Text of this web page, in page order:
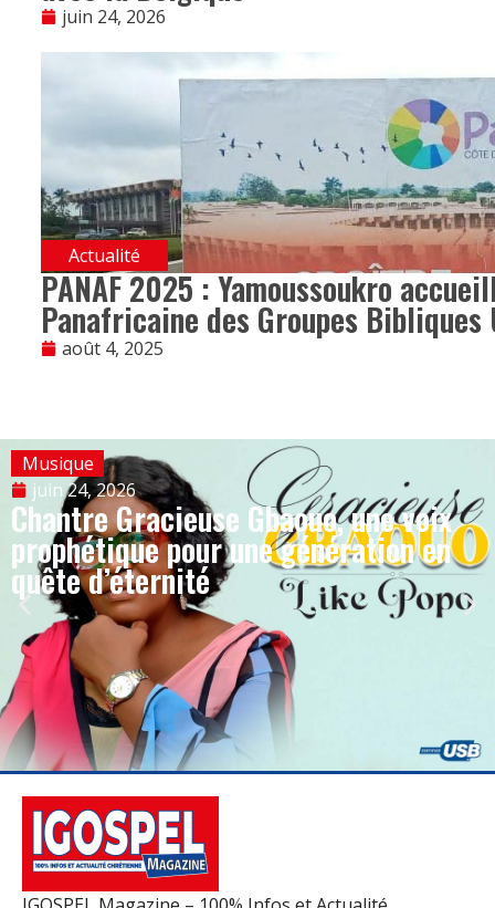
juin 24, 2026
Actualité
PANAF 2025 : Yamoussoukro
Panafricaine des Groupes
août 4, 2025
Musique
juin 24, 2026
Chantre Gracieuse Gbaouo, une voix
prophétique pour une génération en
quête d’éternité